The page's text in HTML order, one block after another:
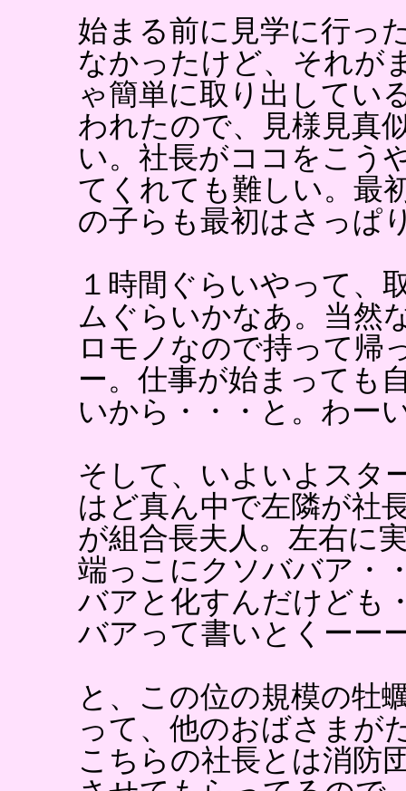
始まる前に見学に行っ
なかったけど、それが
ゃ簡単に取り出してい
われたので、見様見真
い。社長がココをこう
てくれても難しい。最
の子らも最初はさっぱ
１時間ぐらいやって、
ムぐらいかなあ。当然
ロモノなので持って帰
ー。仕事が始まっても
いから・・・と。わー
そして、いよいよスタ
はど真ん中で左隣が社
が組合長夫人。左右に
端っこにクソババア・
バアと化すんだけども
バアって書いとくーー
と、この位の規模の牡
って、他のおばさまが
こちらの社長とは消防